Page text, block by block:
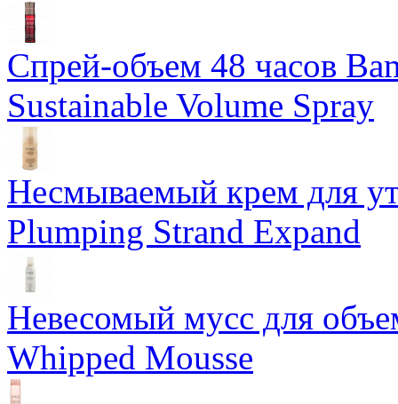
Спрей-объем 48 часов
Sustainable Volume Spray
Несмываемый крем для
Plumping Strand Expand
Невесомый мусс для
Whipped Mousse